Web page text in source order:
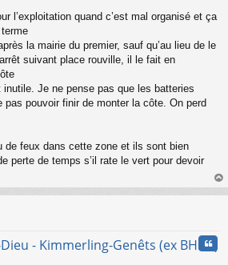
l’exploitation quand c’est mal organisé et ça
la mairie du premier, sauf qu’au lieu de le
suivant place rouville, il le fait en
Je ne pense pas que les batteries
pouvoir finir de monter la côte. On perd
de feux dans cette zone et ils sont bien
perte de temps s’il rate le vert pour devoir
au
- Kimmerling-Genêts (ex BHNS)